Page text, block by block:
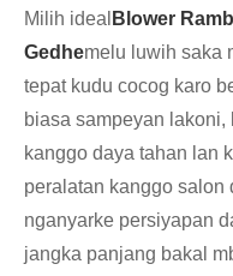
Milih ideal Blower
Gedhemelu luwih saka
tepat kudu cocog karo
biasa sampeyan
kanggo daya tahan lan
peralatan kanggo salon
nganyarke persiyapan
jangka panjang bakal